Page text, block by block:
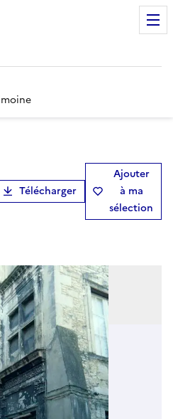
Télécharger
Ajouter
à ma
sélection